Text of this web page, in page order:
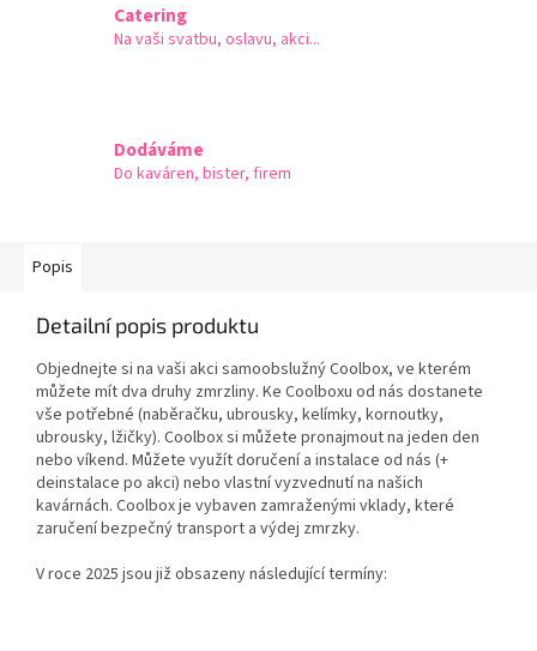
Catering
Na vaši svatbu, oslavu, akci...
Dodáváme
Do kaváren, bister, firem
Popis
Detailní popis produktu
Objednejte si na vaši akci samoobslužný Coolbox, ve kterém
můžete mít dva druhy zmrzliny. Ke Coolboxu od nás dostanete
vše potřebné (naběračku, ubrousky, kelímky, kornoutky,
ubrousky, lžičky). Coolbox si můžete pronajmout na jeden den
nebo víkend. Můžete využít doručení a instalace od nás (+
deinstalace po akci) nebo vlastní vyzvednutí na našich
kavárnách. Coolbox je vybaven zamraženými vklady, které
zaručení bezpečný transport a výdej zmrzky.
V roce 2025 jsou již obsazeny následující termíny: